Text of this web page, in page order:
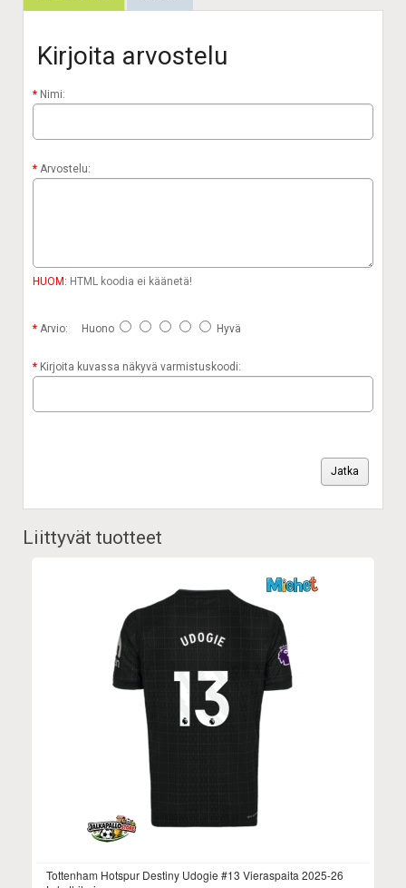
Kirjoita arvostelu
Nimi:
Arvostelu:
HUOM: HTML koodia ei käänetä!
Arvio: Huono Hyvä
Kirjoita kuvassa näkyvä varmistuskoodi:
Jatka
Liittyvät tuotteet
Tottenham Hotspur Destiny Udogie #13 Vieraspaita 2025-26